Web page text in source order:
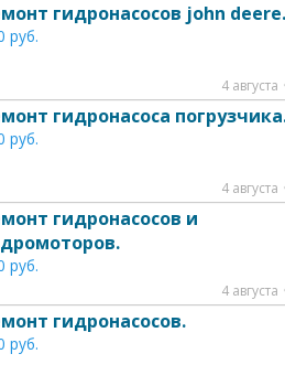
гидронасосов john deere.
руб.
4 августа
гидронасоса
руб.
4 августа
гидронасосов и
руб.
4 августа
гидронасосов.
руб.